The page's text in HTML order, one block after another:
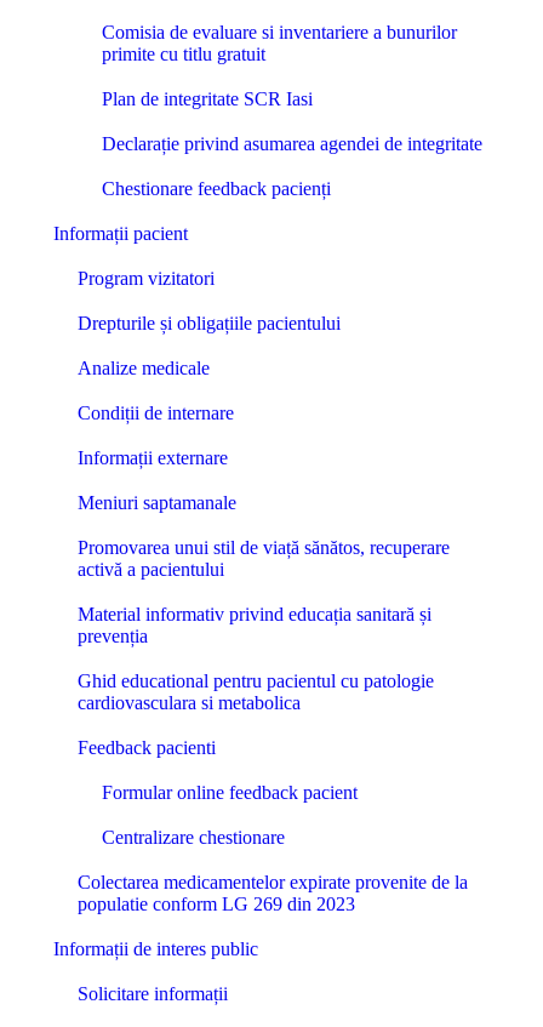
Comisia de evaluare si inventariere a bunurilor
primite cu titlu gratuit
Plan de integritate SCR Iasi
Declarație privind asumarea agendei de integritate
Chestionare feedback pacienți
Informații pacient
Program vizitatori
Drepturile și obligațiile pacientului
Analize medicale
Condiții de internare
Informații externare
Meniuri saptamanale
Promovarea unui stil de viață sănătos, recuperare
activă a pacientului
Material informativ privind educația sanitară și
prevenția
Ghid educational pentru pacientul cu patologie
cardiovasculara si metabolica
Feedback pacienti
Formular online feedback pacient
Centralizare chestionare
Colectarea medicamentelor expirate provenite de la
populatie conform LG 269 din 2023
Informații de interes public
Solicitare informații